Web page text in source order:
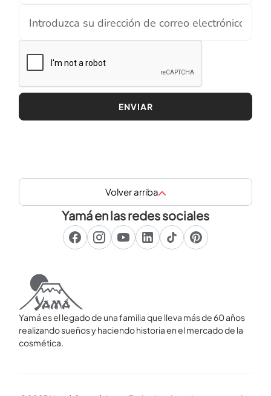
Volver arriba
Yamá en las redes sociales
Yamá es el legado de una familia que lleva más de 60 años
realizando sueños y haciendo historia en el mercado de la
cosmética.